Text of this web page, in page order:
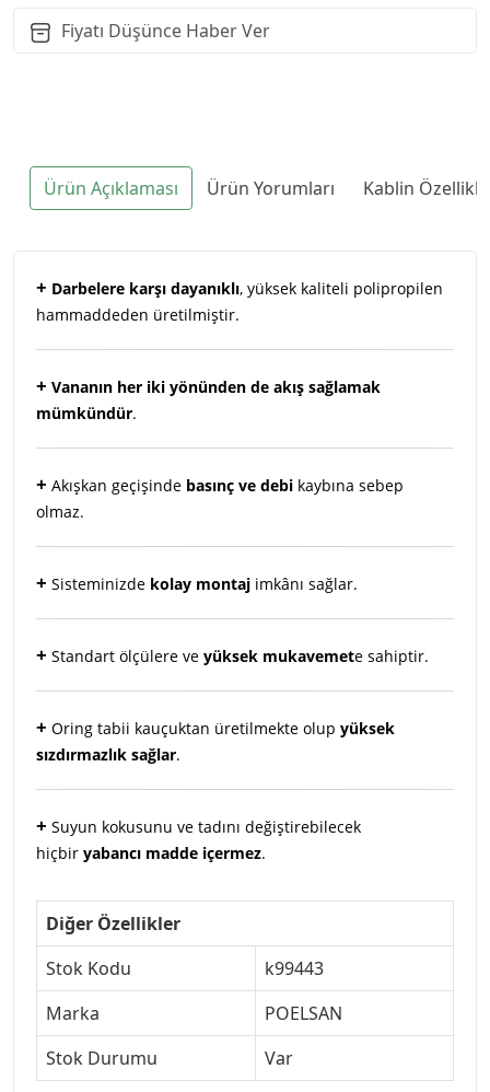
Fiyatı Düşünce Haber Ver
Ürün Açıklaması Ürün Yorumları Kablin
+ Darbelere karşı dayanıklı, yüksek kaliteli polipropilen
hammaddeden üretilmiştir.
+ Vananın her iki yönünden de akış sağlamak
mümkündür.
+ Akışkan geçişinde basınç ve debi kaybına sebep
olmaz.
+ Sisteminizde kolay montaj imkânı sağlar.
+ Standart ölçülere ve yüksek mukavemete sahiptir.
+ Oring tabii kauçuktan üretilmekte olup yüksek
sızdırmazlık sağlar.
+ Suyun kokusunu ve tadını değiştirebilecek
hiçbir yabancı madde içermez.
Diğer Özellikler
Stok Kodu
k99443
Marka
POELSAN
Stok Durumu
Var